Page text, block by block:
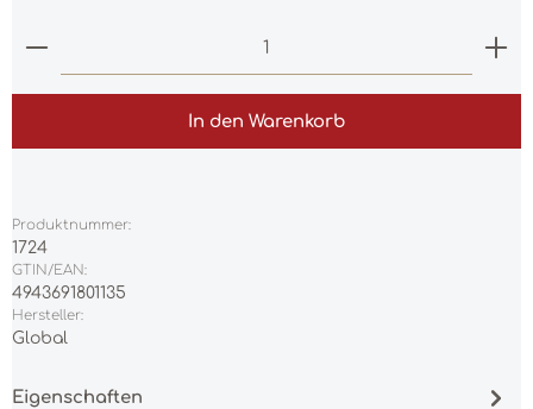
Produkt Anzahl: Gib den gewünschten Wert
In den Warenkorb
Produktnummer:
1724
GTIN/EAN:
4943691801135
Hersteller:
Global
Eigenschaften